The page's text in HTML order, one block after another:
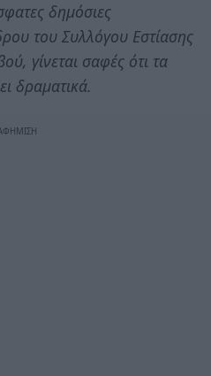
δημόσιες
του Συλλόγου Εστίασης
γίνεται σαφές ότι τα
δραματικά.